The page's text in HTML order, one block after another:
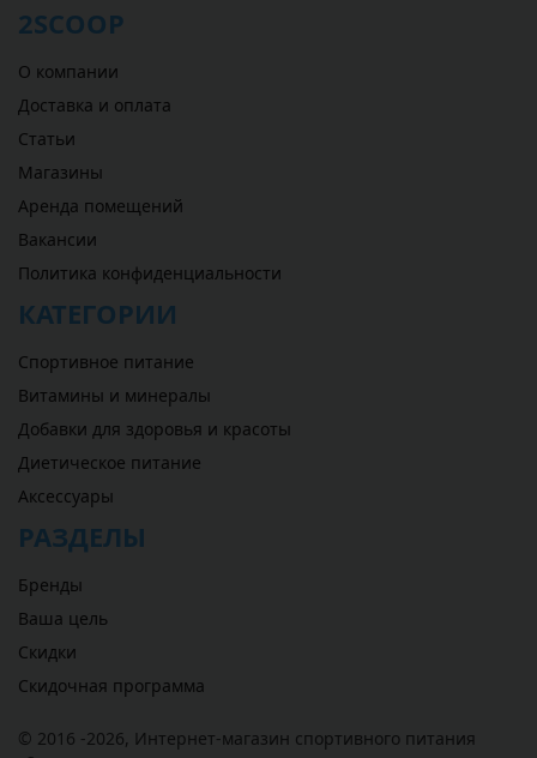
2SCOOP
О компании
Доставка и оплата
Статьи
Магазины
Аренда помещений
Вакансии
Политика конфиденциальности
КАТЕГОРИИ
Спортивное питание
Витамины и минералы
Добавки для здоровья и красоты
Диетическое питание
Аксессуары
РАЗДЕЛЫ
Бренды
Ваша цель
Скидки
Скидочная программа
© 2016 -2026, Интернет-магазин спортивного питания